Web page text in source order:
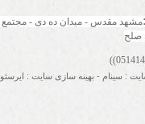
صلح
: سینام - بهینه سازی سایت : ایرسئو